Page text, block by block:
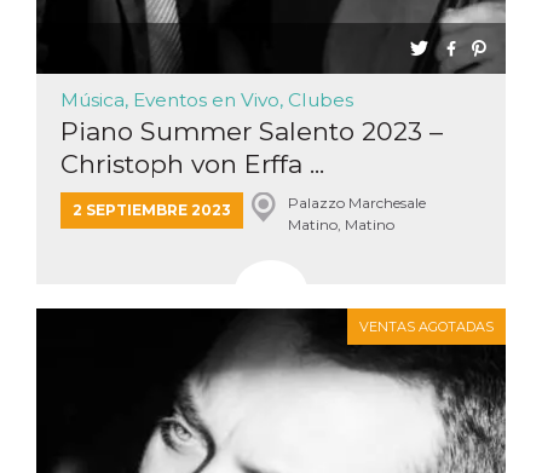
Música, Eventos en Vivo, Clubes
Piano Summer Salento 2023 –
Christoph von Erffa ...
2 SEPTIEMBRE 2023
Palazzo Marchesale
Matino, Matino
VENTAS AGOTADAS